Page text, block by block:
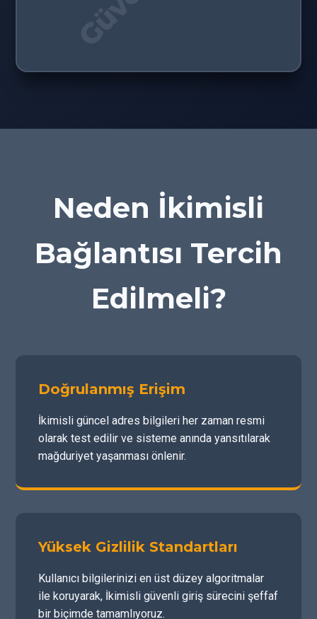
Neden İkimisli
Bağlantısı Tercih
Edilmeli?
Doğrulanmış Erişim
İkimisli güncel adres bilgileri her zaman resmi
olarak test edilir ve sisteme anında yansıtılarak
mağduriyet yaşanması önlenir.
Yüksek Gizlilik Standartları
Kullanıcı bilgilerinizi en üst düzey algoritmalar
ile koruyarak, İkimisli güvenli giriş sürecini şeffaf
bir biçimde tamamlıyoruz.